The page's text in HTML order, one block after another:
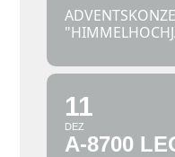
11
DEZ
A-8700